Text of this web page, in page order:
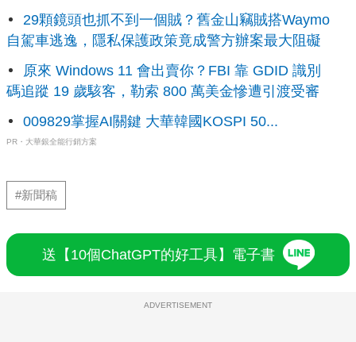
29顆鏡頭也抓不到一個賊？舊金山竊賊搭Waymo
自駕車逃逸，隱私保護政策竟成警方辦案最大阻礙
原來 Windows 11 會出賣你？FBI 靠 GDID 識別
碼追蹤 19 歲駭客，勒索 800 萬美金慘遭引渡受審
009829掌握AI關鍵 大華韓國KOSPI 50...
PR・大華銀全能行銷方案
#新聞稿
送【10個ChatGPT的好工具】電子書
ADVERTISEMENT